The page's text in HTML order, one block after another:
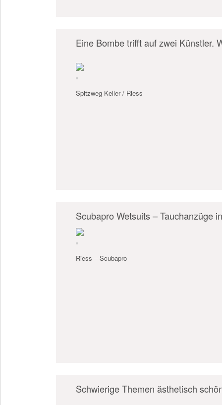
Eine Bombe trifft auf zwei Künstler.
Spitzweg Keller / Riess
Scubapro Wetsuits – Tauchanzüge
Riess – Scubapro
Schwierige Themen ästhetisch